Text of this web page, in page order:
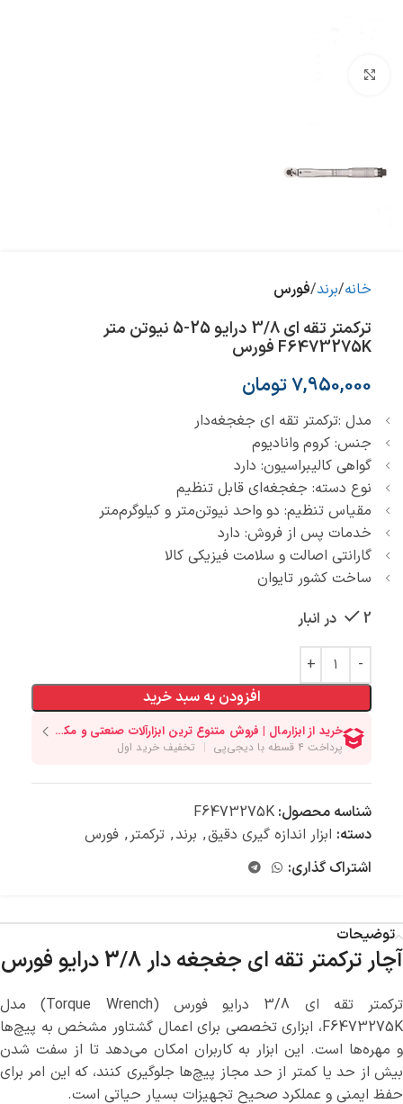
خانه برند فورس
ترکمتر تقه ای 3/8 درایو 25-5 نیوتن متر
F6473275K فورس
7,950,000تومان
مدل :ترکمتر تقه ای جغجغه‌دار
جنس: کروم وانادیوم
گواهی کالیبراسیون: دارد
نوع دسته: جغجغه‌ای قابل تنظیم
مقیاس تنظیم: دو واحد نیوتن‌متر و کیلوگرم‌متر
خدمات پس از فروش: دارد
گارانتی اصالت و سلامت فیزیکی کالا
ساخت کشور تایوان
2 در انبار
افزودن به سبد خرید
شناسه محصول: F6473275K
دسته: ابزار اندازه گیری دقیق, برند, ترکمتر, فورس
اشتراک گذاری:
توضیحات
آچار ترکمتر تقه ای جغجغه دار 3/8 درایو فورس
ترکمتر تقه ای 3/8 درایو فورس (Torque Wrench) مدل
F6473275K، ابزاری تخصصی برای اعمال گشتاور مشخص به پیچ‌ها
و مهره‌ها است. این ابزار به کاربران امکان می‌دهد تا از سفت شدن
بیش از حد یا کمتر از حد مجاز پیچ‌ها جلوگیری کنند، که این امر برای
حفظ ایمنی و عملکرد صحیح تجهیزات بسیار حیاتی است.